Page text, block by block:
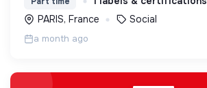
PARIS, France
Social
a month ago